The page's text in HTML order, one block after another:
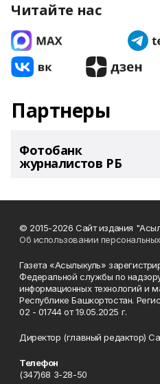
Читайте нас
Партнеры
Фотобанк
журналистов РБ
© 2015-2026 Сайт издания
Об использовании
Газета «Асылыкуль»
Федеральной службы по
информационных технологий и
Республике Башкортостан.
02 - 01744 от 19.05.2025 г.
Директор (главный редактор)
Телефон
(347)68 3-28-50